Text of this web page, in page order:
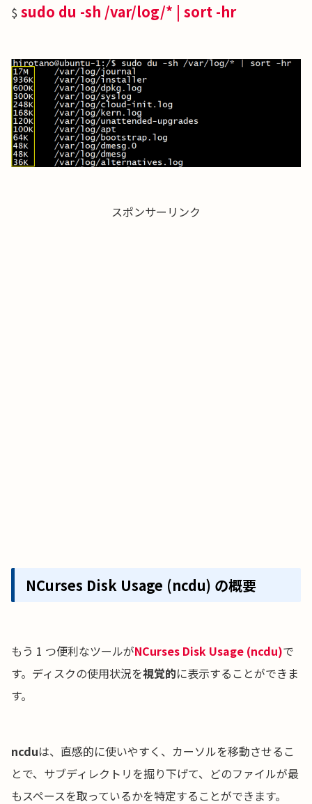
$ sudo du -sh /var/log/* | sort -hr
スポンサーリンク
NCurses Disk Usage (ncdu) の概要
もう 1 つ便利なツールがNCurses Disk Usage (ncdu)で
す。ディスクの使用状況を視覚的に表示することができま
す。
ncduは、直感的に使いやすく、カーソルを移動させるこ
とで、サブディレクトリを掘り下げて、どのファイルが最
もスペースを取っているかを特定することができます。